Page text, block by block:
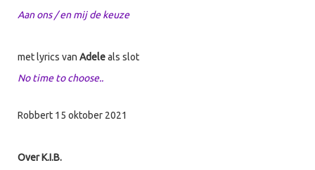
Aan ons / en mij de keuze
met lyrics van Adeleals slot
No time to choose..
Robbert 15 oktober 2021
Over K.I.B.